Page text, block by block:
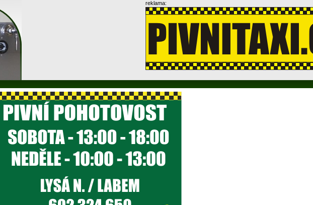
reklama: